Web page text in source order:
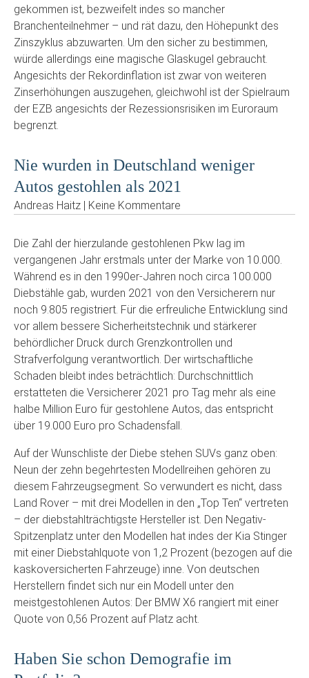
gekommen ist, bezweifelt indes so mancher
Branchenteilnehmer – und rät dazu, den Höhepunkt des
Zinszyklus abzuwarten. Um den sicher zu bestimmen,
würde allerdings eine magische Glaskugel gebraucht.
Angesichts der Rekordinflation ist zwar von weiteren
Zinserhöhungen auszugehen, gleichwohl ist der Spielraum
der EZB angesichts der Rezessionsrisiken im Euroraum
begrenzt.
Nie wurden in Deutschland weniger
Autos gestohlen als 2021
Andreas Haitz | Keine Kommentare
Die Zahl der hierzulande gestohlenen Pkw lag im
vergangenen Jahr erstmals unter der Marke von 10.000.
Während es in den 1990er-Jahren noch circa 100.000
Diebstähle gab, wurden 2021 von den Versicherern nur
noch 9.805 registriert. Für die erfreuliche Entwicklung sind
vor allem bessere Sicherheitstechnik und stärkerer
behördlicher Druck durch Grenzkontrollen und
Strafverfolgung verantwortlich. Der wirtschaftliche
Schaden bleibt indes beträchtlich: Durchschnittlich
erstatteten die Versicherer 2021 pro Tag mehr als eine
halbe Million Euro für gestohlene Autos, das entspricht
über 19.000 Euro pro Schadensfall.
Auf der Wunschliste der Diebe stehen SUVs ganz oben:
Neun der zehn begehrtesten Modellreihen gehören zu
diesem Fahrzeugsegment. So verwundert es nicht, dass
Land Rover – mit drei Modellen in den „Top Ten“ vertreten
– der diebstahlträchtigste Hersteller ist. Den Negativ-
Spitzenplatz unter den Modellen hat indes der Kia Stinger
mit einer Diebstahlquote von 1,2 Prozent (bezogen auf die
kaskoversicherten Fahrzeuge) inne. Von deutschen
Herstellern findet sich nur ein Modell unter den
meistgestohlenen Autos: Der BMW X6 rangiert mit einer
Quote von 0,56 Prozent auf Platz acht.
Haben Sie schon Demografie im